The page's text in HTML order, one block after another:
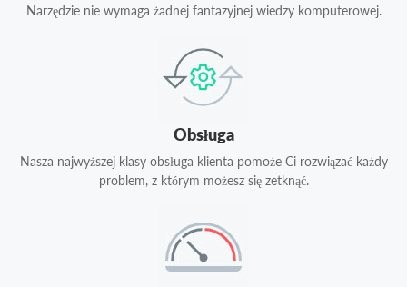
Narzędzie nie wymaga żadnej fantazyjnej wiedzy komputerowej.
Obsługa
Nasza najwyższej klasy obsługa klienta pomoże Ci rozwiązać każdy
problem, z którym możesz się zetknąć.